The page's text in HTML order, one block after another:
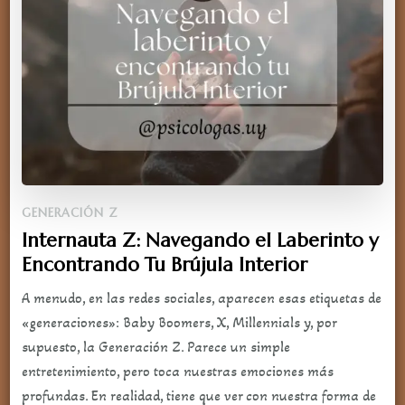
GENERACIÓN Z
Internauta Z: Navegando el Laberinto y
Encontrando Tu Brújula Interior
A menudo, en las redes sociales, aparecen esas etiquetas de
«generaciones»: Baby Boomers, X, Millennials y, por
supuesto, la Generación Z. Parece un simple
entretenimiento, pero toca nuestras emociones más
profundas. En realidad, tiene que ver con nuestra forma de